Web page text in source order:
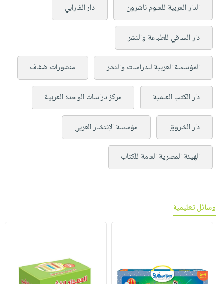
الدار العربية للعلوم ناشرون دار الفارابي
دار الساقي للطباعة والنشر
المؤسسة العربية للدراسات والنشر منشورات ضفاف
دار الكتب العلمية مركز دراسات الوحدة العربية
دار الشروق مؤسسة الإنتشار العربي
الهيئة المصرية العامة للكتاب
وسائل تعليمية